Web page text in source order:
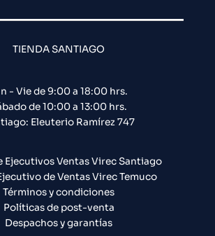
TIENDA SANTIAGO
- Vie de 9:00 a 18:00 hrs.
de 10:00 a 13:00 hrs.
Eleuterio Ramírez 747​
Ejecutivos Ventas Virec Santiago
de Ventas Virec Temuco
Términos y condiciones
Políticas de post-venta
Despachos y garantías